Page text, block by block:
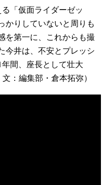
「仮面ライダーゼッ
かりしていないと周りも
を第一に、これからも撮
今井は、不安とプレッシ
間、座長として壮大
：編集部・倉本拓弥）